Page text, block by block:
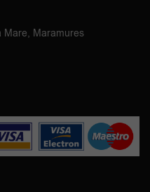
Mare, Maramures